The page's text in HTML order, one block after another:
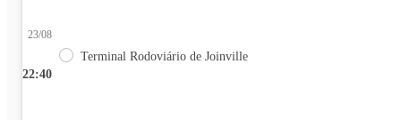
22:40
23/08
Terminal Rodoviário de Joinville